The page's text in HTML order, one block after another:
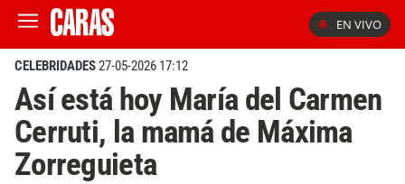
EN VIVO
CELEBRIDADES27-05-2026 17:12
Así está hoy María del Carmen
Cerruti, la mamá de Máxima
Zorreguieta